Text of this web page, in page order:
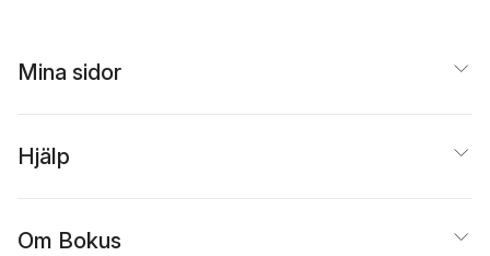
Mina sidor
Hjälp
Om Bokus